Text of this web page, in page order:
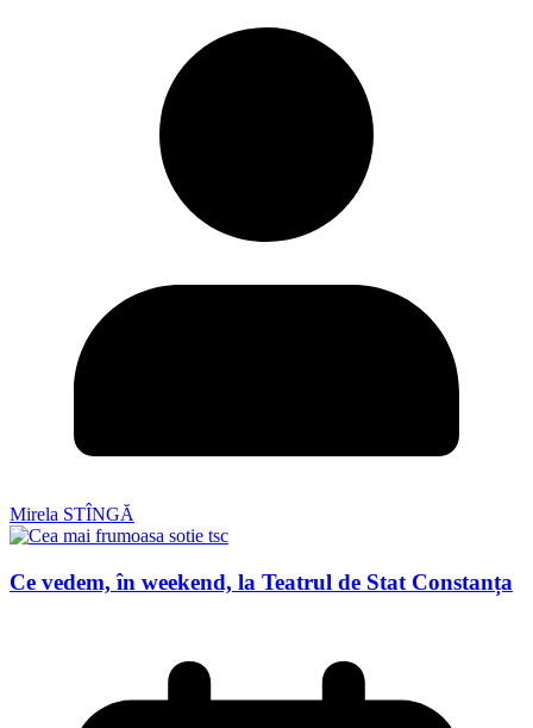
Mirela STÎNGĂ
Ce vedem, în weekend, la Teatrul de Stat Constanța